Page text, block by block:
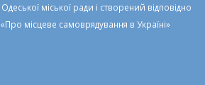
Одеської міської ради і створений відповідно
місцеве самоврядування в Україні»